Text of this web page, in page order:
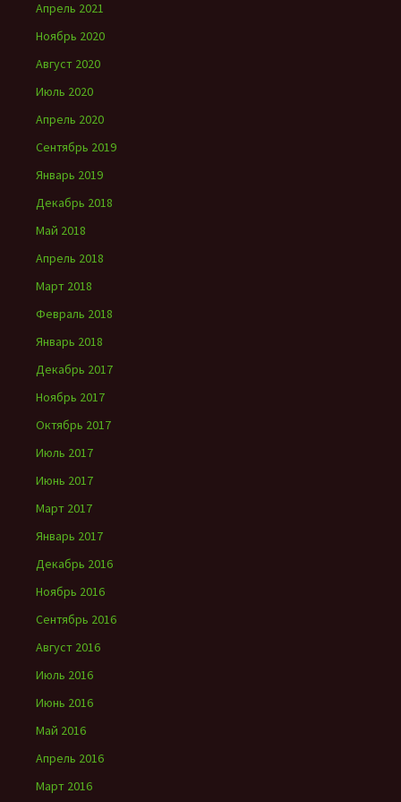
Апрель 2021
Ноябрь 2020
Август 2020
Июль 2020
Апрель 2020
Сентябрь 2019
Январь 2019
Декабрь 2018
Май 2018
Апрель 2018
Март 2018
Февраль 2018
Январь 2018
Декабрь 2017
Ноябрь 2017
Октябрь 2017
Июль 2017
Июнь 2017
Март 2017
Январь 2017
Декабрь 2016
Ноябрь 2016
Сентябрь 2016
Август 2016
Июль 2016
Июнь 2016
Май 2016
Апрель 2016
Март 2016